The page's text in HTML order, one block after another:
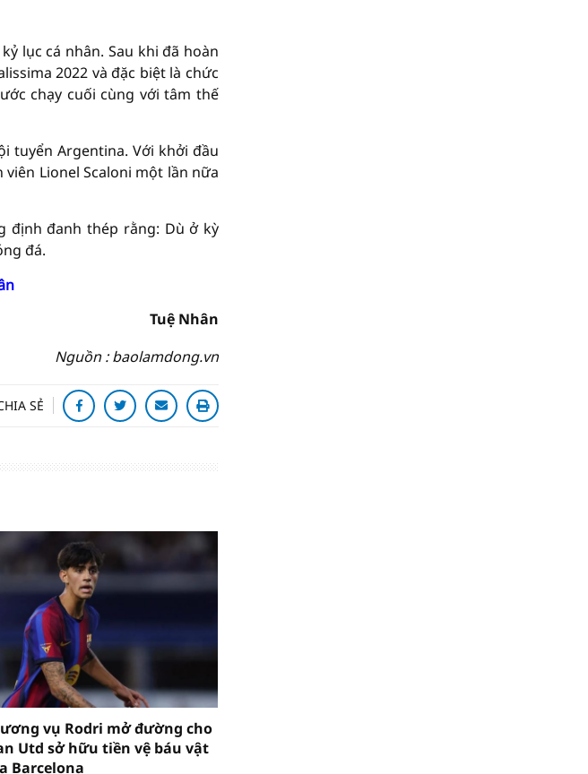
lục cá nhân. Sau khi đã hoàn
2022 và đặc biệt là chức
chạy cuối cùng với tâm thế
tuyển Argentina. Với khởi đầu
Lionel Scaloni một lần nữa
định đanh thép rằng: Dù ở kỳ
đá.
Tuệ Nhân
Nguồn : baolamdong.vn
SẺ
vụ Rodri mở đường cho
Utd sở hữu tiền vệ báu vật
Barcelona